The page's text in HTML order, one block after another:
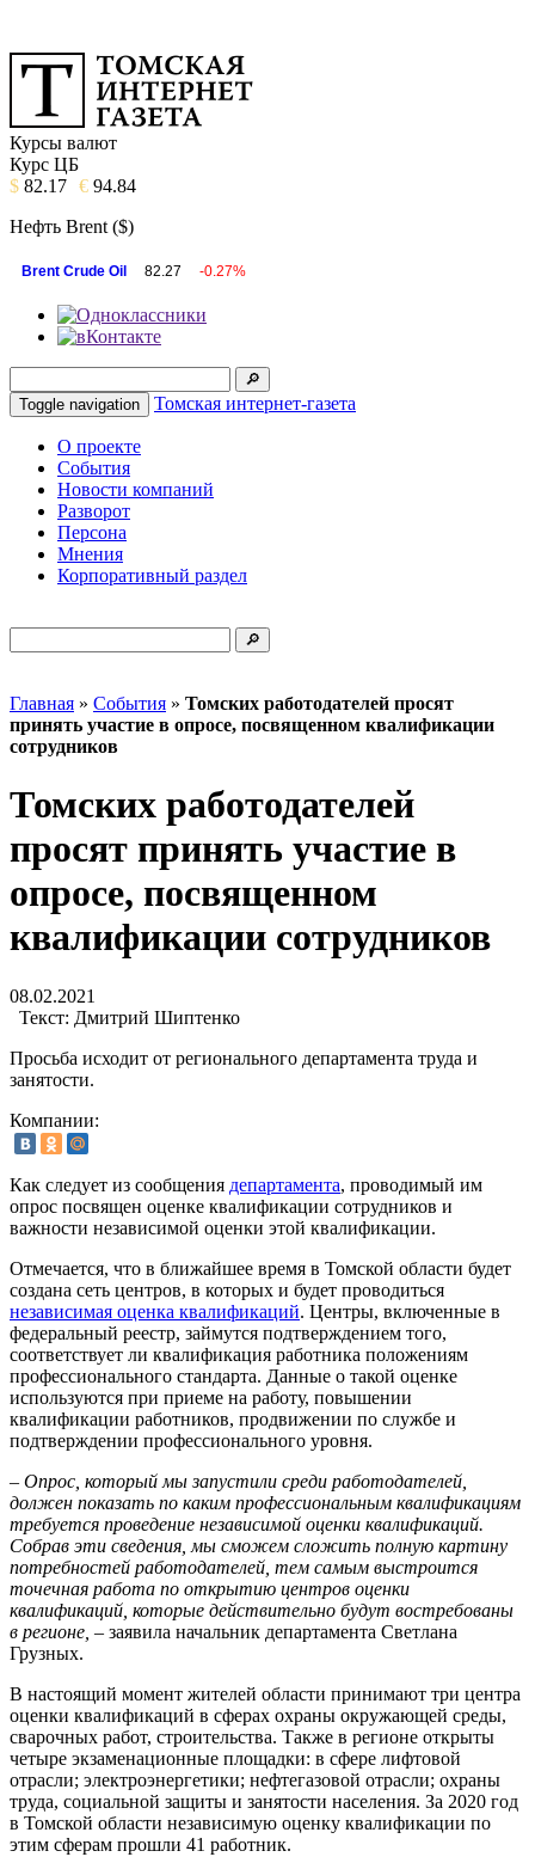
Курсы валют
Курс ЦБ
$ 82.17 € 94.84
Нефть Brent ($)
Brent Crude Oil 82.27 -0.27%
Toggle navigation Томская интернет-газета
О проекте
События
Новости компаний
Разворот
Персона
Мнения
Корпоративный раздел
Главная » События » Томских работодателей просят
принять участие в опросе, посвященном квалификации
сотрудников
Томских работодателей
просят принять участие в
опросе, посвященном
квалификации сотрудников
08.02.2021
Текст: Дмитрий Шиптенко
Просьба исходит от регионального департамента труда и
занятости.
Компании:
Как следует из сообщения департамента, проводимый им
опрос посвящен оценке квалификации сотрудников и
важности независимой оценки этой квалификации.
Отмечается, что в ближайшее время в Томской области будет
создана сеть центров, в которых и будет проводиться
независимая оценка квалификаций. Центры, включенные в
федеральный реестр, займутся подтверждением того,
соответствует ли квалификация работника положениям
профессионального стандарта. Данные о такой оценке
используются при приеме на работу, повышении
квалификации работников, продвижении по службе и
подтверждении профессионального уровня.
– Опрос, который мы запустили среди работодателей,
должен показать по каким профессиональным квалификациям
требуется проведение независимой оценки квалификаций.
Собрав эти сведения, мы сможем сложить полную картину
потребностей работодателей, тем самым выстроится
точечная работа по открытию центров оценки
квалификаций, которые действительно будут востребованы
в регионе, – заявила начальник департамента Светлана
Грузных.
В настоящий момент жителей области принимают три центра
оценки квалификаций в сферах охраны окружающей среды,
сварочных работ, строительства. Также в регионе открыты
четыре экзаменационные площадки: в сфере лифтовой
отрасли; электроэнергетики; нефтегазовой отрасли; охраны
труда, социальной защиты и занятости населения. За 2020 год
в Томской области независимую оценку квалификации по
этим сферам прошли 41 работник.